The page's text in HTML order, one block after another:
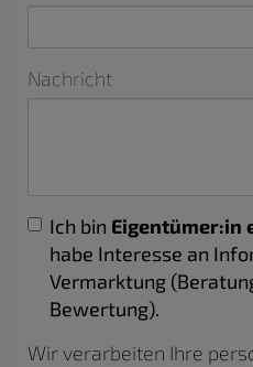
Nachricht
Ich bin Eigentümer:in
habe Interesse an
Vermarktung
Bewertung).
Wir verarbeiten Ihre